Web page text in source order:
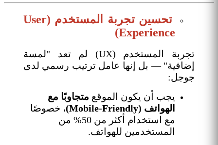
تحسين تجربة المستخدم (User
Experience)
تجربة المستخدم (UX) لم تعد "لمسة
إضافية" — بل إنها عامل ترتيب رسمي لدى
جوجل:
يجب أن يكون الموقع متجاوبًا مع
الهواتف (Mobile-Friendly)
، خصوصًا
مع استخدام أكثر من 50% من
المستخدمين للهواتف.